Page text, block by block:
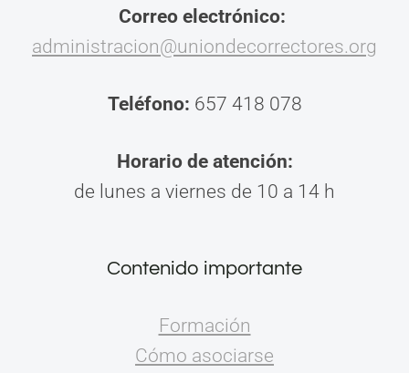
Correo electrónico:
administracion@uniondecorrectores.org
Teléfono: 657 418 078
Horario de atención:
de lunes a viernes de 10 a 14 h
Contenido importante
Formación
Cómo asociarse